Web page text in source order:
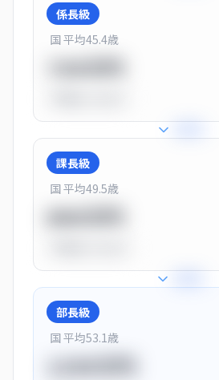
係長級
国 平均45.4歳
課長級
国 平均49.5歳
部長級
国 平均53.1歳